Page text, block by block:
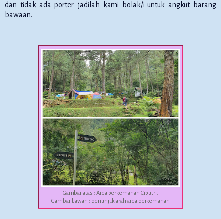
dan tidak ada porter, jadilah kami bolak/i untuk angkut barang
bawaan.
Gambar atas : Area perkemahan Ciputri.
Gambar bawah : penunjuk arah area perkemahan